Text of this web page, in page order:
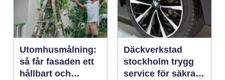
Utomhusmålning:
så får fasaden ett
hållbart och
Däckverkstad
stockholm trygg
service för säkra